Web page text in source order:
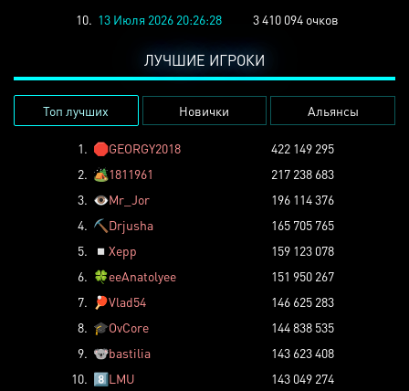
10. 13 Июля 2026 20:26:28 3 410 094 очков
ЛУЧШИЕ ИГРОКИ
Топ лучших Новички Альянсы
1. 🛑GEORGY2018
422 149 295
2. 🏕️1811961
217 238 683
3. 👁️Mr_Jor
196 114 376
4. ⛏️ Drjusha
165 705 765
5.
◽ Xepp
159 123 078
6. 🍀eeAnatolyee
151 950 267
7.
🏓Vlad54
146 625 283
8. 🎓OvCore
144 838 535
9. 🐨bastilia
143 623 408
10. 8️⃣LMU 143 049 274